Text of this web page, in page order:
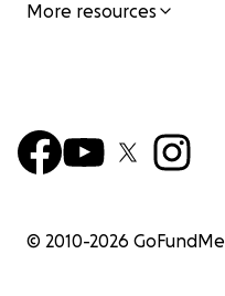
More resources
© 2010-2026 GoFundMe